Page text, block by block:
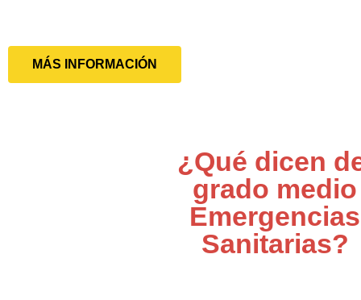
MÁS INFORMACIÓN
¿Qué dicen
grado medio
Emergencias
Sanitarias?